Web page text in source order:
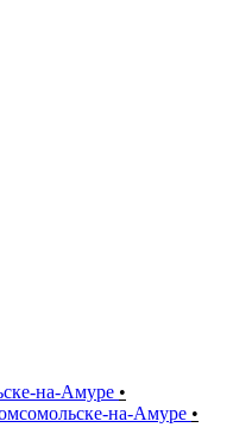
на-Амуре •
на-Амуре •